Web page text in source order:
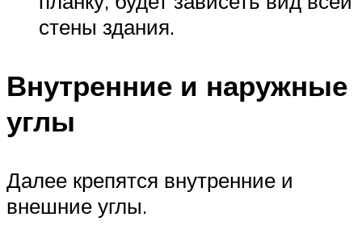
стены здания.
Внутренние и наружные
углы
Далее крепятся внутренние и
внешние углы.